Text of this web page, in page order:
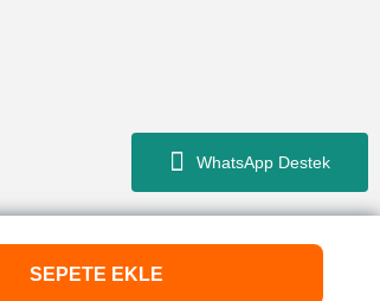
WhatsApp Destek
SEPETE EKLE